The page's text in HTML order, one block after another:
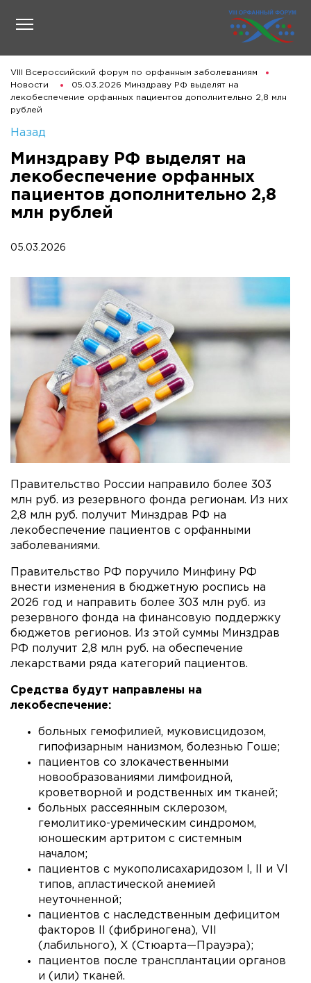
VIII Всероссийский форум по орфанным заболеваниям
Новости
05.03.2026 Минздраву РФ выделят на
лекобеспечение орфанных пациентов дополнительно 2,8 млн
рублей
Назад
Минздраву РФ выделят на
лекобеспечение орфанных
пациентов дополнительно 2,8
млн рублей
05.03.2026
Правительство России направило более 303
млн руб. из резервного фонда регионам. Из них
2,8 млн руб. получит Минздрав РФ на
лекобеспечение пациентов с орфанными
заболеваниями.
Правительство РФ поручило Минфину РФ
внести изменения в бюджетную роспись на
2026 год и направить более 303 млн руб. из
резервного фонда на финансовую поддержку
бюджетов регионов. Из этой суммы Минздрав
РФ получит 2,8 млн руб. на обеспечение
лекарствами ряда категорий пациентов.
Средства будут направлены на
лекобеспечение:
больных гемофилией, муковисцидозом,
гипофизарным нанизмом, болезнью Гоше;
пациентов со злокачественными
новообразованиями лимфоидной,
кроветворной и родственных им тканей;
больных рассеянным склерозом,
гемолитико-уремическим синдромом,
юношеским артритом с системным
началом;
пациентов с мукополисахаридозом I, II и VI
типов, апластической анемией
неуточненной;
пациентов с наследственным дефицитом
факторов II (фибриногена), VII
(лабильного), X (Стюарта—Прауэра);
пациентов после трансплантации органов
и (или) тканей.